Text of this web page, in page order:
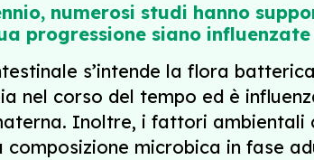
numerosi studi hanno
progressione siano
s’intende la flora
nel corso del tempo ed è
Inoltre, i fattori
composizione microbica in fase